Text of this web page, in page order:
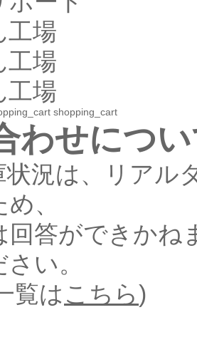
工場
工場
工場
shopping_cart
わせにつ
状況は、リアル
、
回答ができかね
い。
覧は こちら)